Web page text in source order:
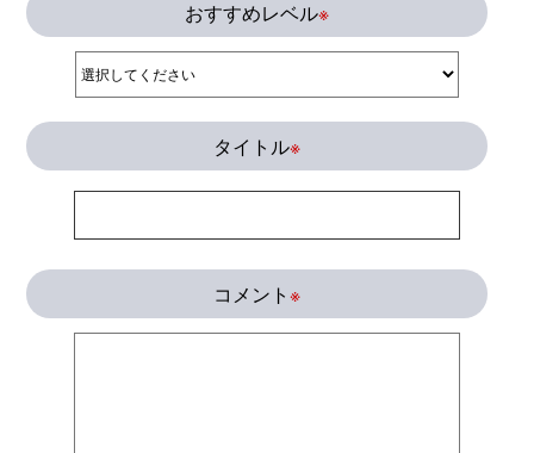
おすすめレベル※
タイトル※
コメント※